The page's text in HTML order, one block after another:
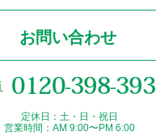
お問い合わせ
0120-398-393
定休日：土・日・祝日
営業時間：AM 9:00〜PM 6:00